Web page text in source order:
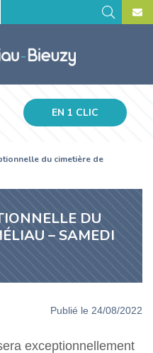
EN 1 CLIC
du cimetière de
DU
– SAMEDI
Publié le 24/08/2022
exceptionnellement